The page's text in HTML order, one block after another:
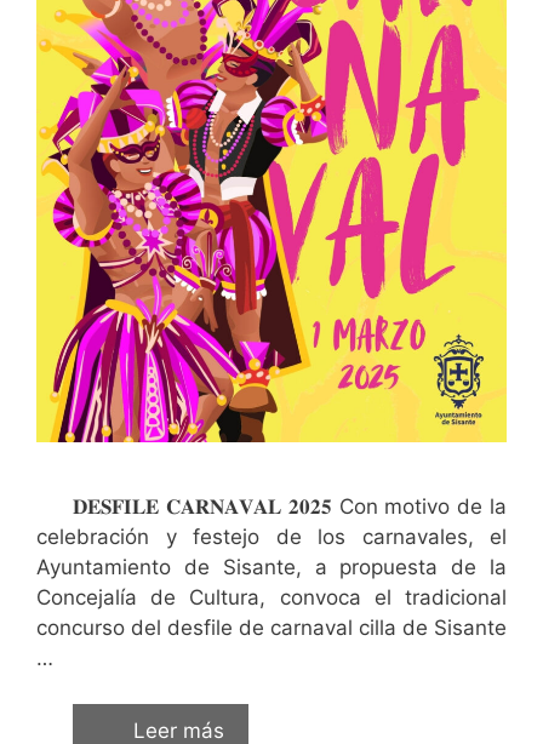
𝐃𝐄𝐒𝐅𝐈𝐋𝐄 𝐂𝐀𝐑𝐍𝐀𝐕𝐀𝐋 𝟐𝟎𝟐𝟓 Con motivo de la
celebración y festejo de los carnavales, el
Ayuntamiento de Sisante, a propuesta de la
Concejalía de Cultura, convoca el tradicional
concurso del desfile de carnaval cilla de Sisante
…
Leer más